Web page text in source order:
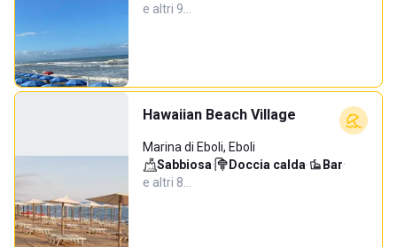
e altri 9…
Hawaiian Beach Village
Marina di Eboli, Eboli
Sabbiosa· Doccia calda· Bar·
e altri 8…